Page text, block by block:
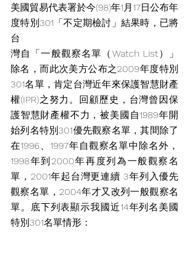
美國貿易代表署於今(98)年1月17日公布年
度特別301「不定期檢討」結果時，已將
台
灣自「一般觀察名單（Watch List）」
除名，而此次美方公布之2009年度特別
301名單，肯定台灣近年來保護智慧財產
權(IPR)之努力。回顧歷史，台灣曾因保
護智慧財產權不力，被美國自1989年開
始列名特別301優先觀察名單，其間除了
在1996、1997年自觀察名單中除名外，
1998年到2000年再度列為一般觀察名
單，2001年起台灣更連續 3年列入優先
觀察名單，2004年才又改列一般觀察名
單。底下列表顯示我國近14年列名美國
特別301名單情形：